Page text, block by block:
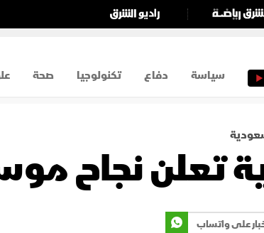
سياسة دفاع تكنولوجيا صحة
تعلن نجاح
على واتساب